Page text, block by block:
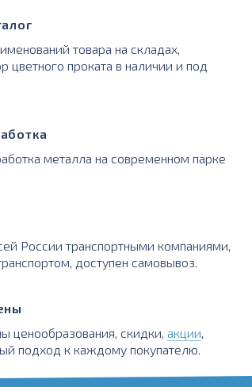
товара на складах,
цветного проката в наличии и под
металла на современном парке
России транспортными компаниями,
доступен самовывоз.
ценообразования, скидки, акции
подход к каждому покупателю.